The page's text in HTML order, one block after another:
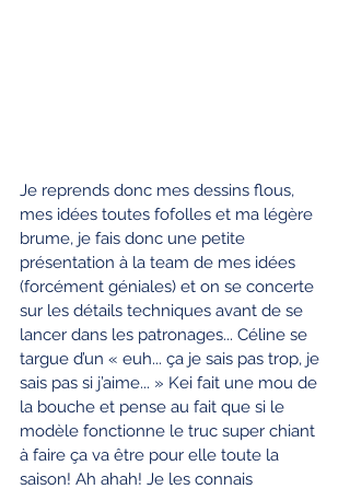
Je reprends donc mes dessins flous,
mes idées toutes fofolles et ma légère
brume, je fais donc une petite
présentation à la team de mes idées
(forcément géniales) et on se concerte
sur les détails techniques avant de se
lancer dans les patronages... Céline se
targue d’un « euh... ça je sais pas trop, je
sais pas si j’aime... » Kei fait une mou de
la bouche et pense au fait que si le
modèle fonctionne le truc super chiant
à faire ça va être pour elle toute la
saison! Ah ahah! Je les connais